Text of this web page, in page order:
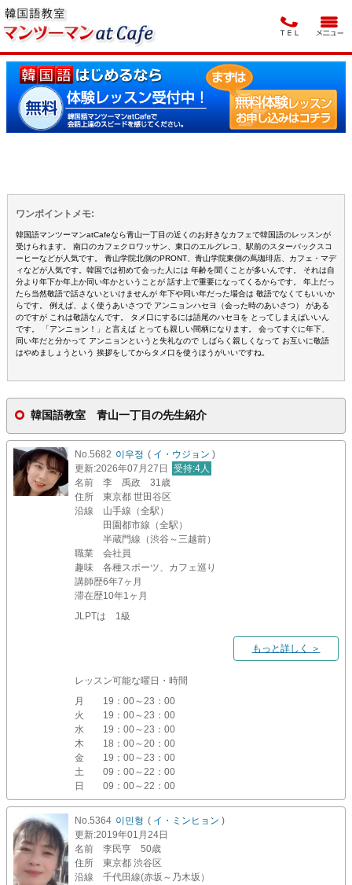
ワンポイントメモ:
韓国語マンツーマンatCafeなら青山一丁目の近くのお好きなカフェで韓国語のレッスンが
受けられます。 南口のカフェクロワッサン、東口のエルグレコ、駅前のスターバックスコ
ーヒーなどが人気です。 青山学院北側のPRONT、青山学院東側の蔦珈琲店、カフェ・マデ
ィなどが人気です。韓国では初めて会った人には 年齢を聞くことが多いんです。 それは自
分より年下か年上か同い年かということが 話す上で重要になってくるからです。 年上だっ
たら当然敬語で話さないといけませんが 年下や同い年だった場合は 敬語でなくてもいいか
らです。 例えば、よく使うあいさつで アンニョンハセヨ（会った時のあいさつ） がある
のですが これは敬語なんです。 タメ口にするには語尾のハセヨを とってしまえばいいん
です。 「アンニョン！」と言えば とっても親しい間柄になります。 会ってすぐに年下、
同い年だと分かって アンニョンというと失礼なので しばらく親しくなって お互いに敬語
はやめましょうという 挨拶をしてからタメ口を使うほうがいいですね。
韓国語教室 青山一丁目の先生紹介
No.5682 이우정 ( イ・ウジョン )
更新:2026年07月27日 受持:4人
名前
李 禹政 31歳
住所
東京都 世田谷区
沿線
山手線（全駅）
田園都市線（全駅）
半蔵門線（渋谷～三越前）
職業
会社員
趣味
各種スポーツ、カフェ巡り
講師歴6年7ヶ月
滞在歴10年1ヶ月
JLPTは 1級
もっと詳しく ＞
レッスン可能な曜日・時間
月
19：00～23：00
火
19：00～23：00
水
19：00～23：00
木
18：00～20：00
金
19：00～23：00
土
09：00～22：00
日
09：00～22：00
No.5364 이민형 ( イ・ミンヒョン )
更新:2019年01月24日
名前
李民亨 50歳
住所
東京都 渋谷区
沿線
千代田線(赤坂～乃木坂）